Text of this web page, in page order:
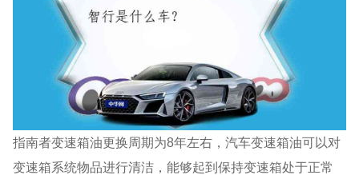
指南者变速箱油更换周期为8年左右，汽车变速箱油可以对
变速箱系统物品进行清洁，能够起到保持变速箱处于正常